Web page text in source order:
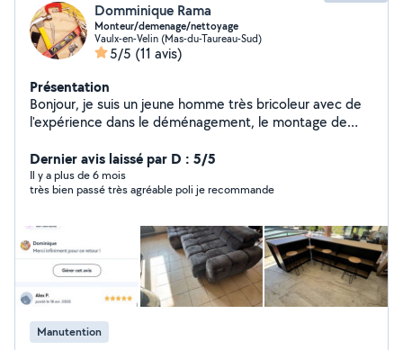
Domminique Rama
Monteur/demenage/nettoyage
Vaulx-en-Velin (Mas-du-Taureau-Sud)
5/5 (11 avis)
Présentation
Bonjour, je suis un jeune homme très bricoleur avec de
l'expérience dans le déménagement, le montage de
plomberie et installation électrique. Se serai un plaisir
pour moi de venir en aide aux personnes ayant besoin
de mes compétences Mon nouveaux compte sur lyon
Dernier avis laissé par D : 5/5
Il y a plus de 6 mois
très bien passé très agréable poli je recommande
Manutention